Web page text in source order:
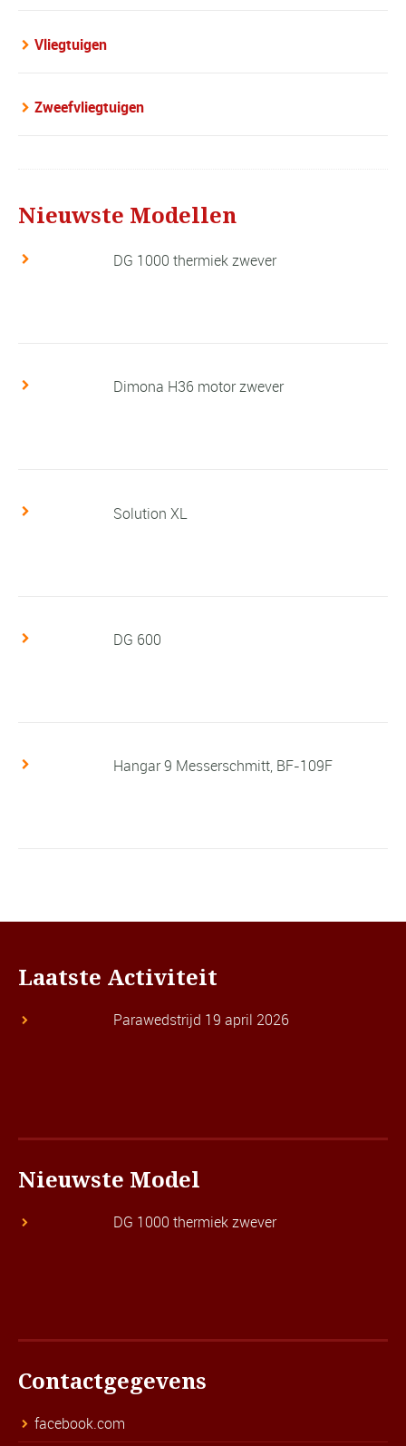
Vliegtuigen
Zweefvliegtuigen
Nieuwste Modellen
DG 1000 thermiek zwever
Dimona H36 motor zwever
Solution XL
DG 600
Hangar 9 Messerschmitt, BF-109F
Laatste Activiteit
Parawedstrijd 19 april 2026
Nieuwste Model
DG 1000 thermiek zwever
Contactgegevens
facebook.com